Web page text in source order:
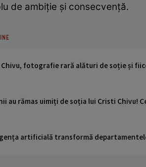
de ambiție și consecvență.
fotografie rară alături de soție și
au rămas uimiți de soția lui Cristi Chivu!
artificială transformă